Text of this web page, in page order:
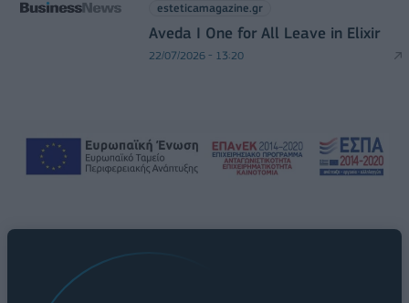
esteticamagazine.gr
Aveda I One for All Leave in Elixir
22/07/2026 - 13:20